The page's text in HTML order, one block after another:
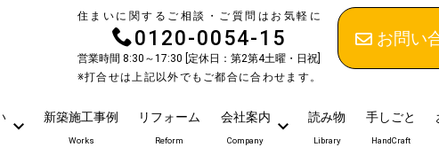
住まいに関するご相談・ご質問はお気軽に
0120-0054-15
営業時間 8:30～17:30 [定休日：第2第4土曜・日祝]
※打合せは上記以外でもご都合に合わせます。
お問い
新築施工事例
Works
リフォーム
Reform
会社案内
Company
読み物
Library
手しごと
HandCraft